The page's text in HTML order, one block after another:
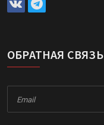
ОБРАТНАЯ СВЯЗЬ